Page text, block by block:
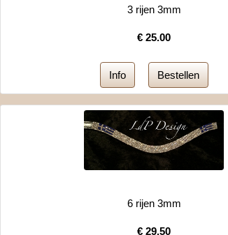
3 rijen 3mm
€25.00
6 rijen 3mm
€29.50